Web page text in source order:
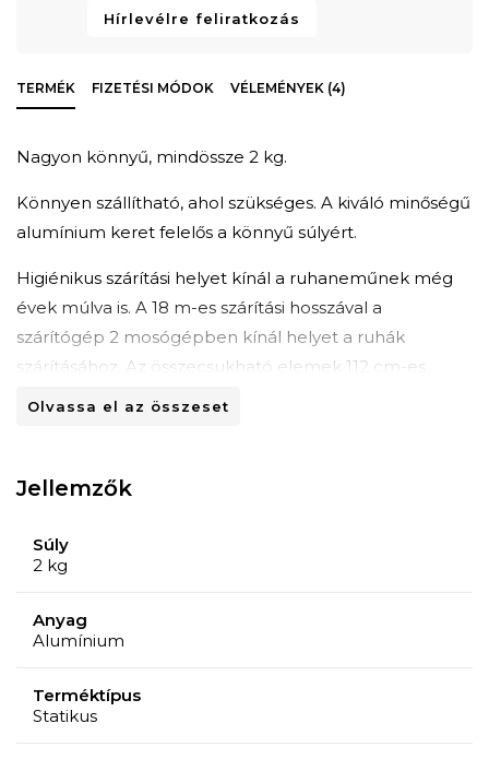
Hírlevélre feliratkozás
TERMÉK FIZETÉSI MÓDOK VÉLEMÉNYEK (4)
Nagyon könnyű, mindössze 2 kg.
Könnyen szállítható, ahol szükséges. A kiváló minőségű
alumínium keret felelős a könnyű súlyért.
Higiénikus szárítási helyet kínál a ruhaneműnek még
évek múlva is. A 18 m-es szárítási hosszával a
szárítógép 2 mosógépben kínál helyet a ruhák
szárításához. Az összecsukható elemek 112 cm-es
magassága hosszú ruhaneműk tárolására alkalmas.
Olvassa el az összeset
Jellemzők
Súly
2 kg
Anyag
Alumínium
Terméktípus
Statikus